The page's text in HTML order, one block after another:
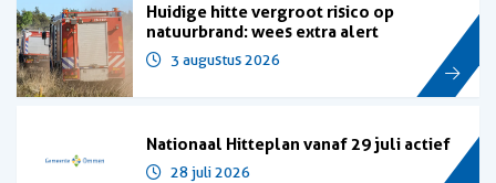
Huidige hitte vergroot risico op
natuurbrand: wees extra alert
3 augustus 2026
Nationaal Hitteplan vanaf 29 juli actief
28 juli 2026